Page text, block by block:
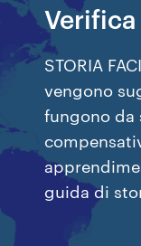
STORIA
vengono
fungono
guida di